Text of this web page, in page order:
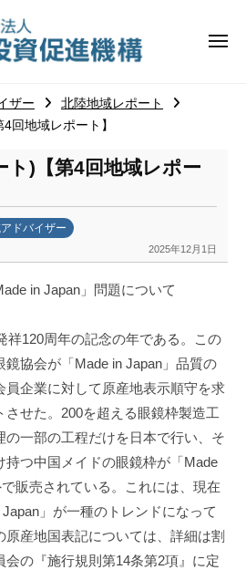
メ
ザー
北陸地域レポート
回地域レポート】
ト)【第4回地域レポー
ドバイザー
2025年12月1日
in Japan」問題について
120周年の記念の年である。この
鏡協会が「Made in Japan」品質の
員企業に対して原産地表示順守を求
せた。200を超える眼鏡枠製造工
の一部の工程だけを日本で行い、そ
持つ中国メイドの眼鏡枠が「Made
販売されている。これには、現在
」が一種のトレンドになって
産地国表記については、詳細は割
の『施行規則第14条第2項』に定